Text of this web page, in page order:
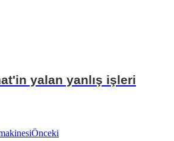
yalan yanlış işleri
Önceki